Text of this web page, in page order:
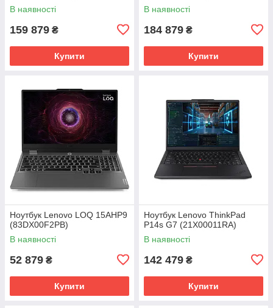
В наявності
159 879 ₴
Купити
В наявності
184 879 ₴
Купити
Ноутбук Lenovo LOQ 15AHP9
(83DX00F2PB)
В наявності
52 879 ₴
Купити
Ноутбук Lenovo ThinkPad
P14s G7 (21X00011RA)
В наявності
142 479 ₴
Купити